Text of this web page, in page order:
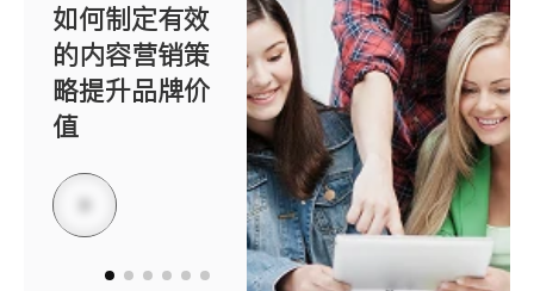
如何制定有效
的内容营销策
略提升品牌价
值